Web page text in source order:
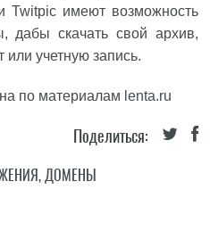
Twitpic имеют возможность
дабы скачать свой архив,
или учетную запись.
по материалам lenta.ru
Поделиться:
, ДОМЕНЫ